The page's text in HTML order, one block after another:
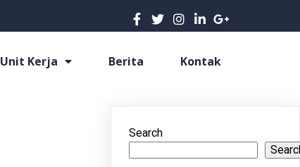
Unit Kerja Berita Kontak
Search